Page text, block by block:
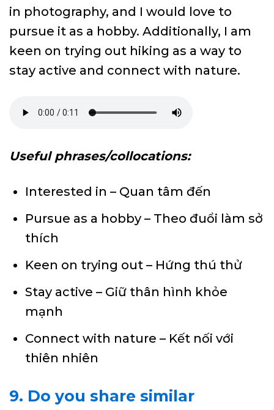
in photography, and I would love to
pursue it as a hobby. Additionally, I am
keen on trying out hiking as a way to
stay active and connect with nature.
Useful phrases/collocations:
Interested in – Quan tâm đến
Pursue as a hobby – Theo đuổi làm sở
thích
Keen on trying out – Hứng thú thử
Stay active – Giữ thân hình khỏe
mạnh
Connect with nature – Kết nối với
thiên nhiên
9. Do you share similar